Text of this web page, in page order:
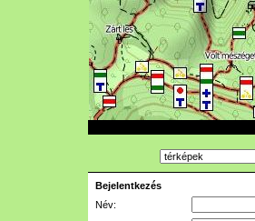
Bejelentkezés
Név: